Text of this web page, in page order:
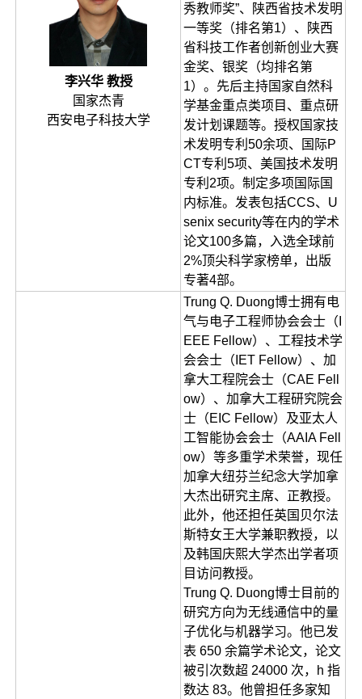
李兴华 教授
国家杰青
西安电子科技大学
秀教师奖”、陕西省技术发明
一等奖（排名第1）、陕西
省科技工作者创新创业大赛
金奖、银奖（均排名第
1）。先后主持国家自然科
学基金重点类项目、重点研
发计划课题等。授权国家技
术发明专利50余项、国际P
CT专利5项、美国技术发明
专利2项。制定多项国际国
内标准。发表包括CCS、U
senix security等在内的学术
论文100多篇，入选全球前
2%顶尖科学家榜单，出版
专著4部。
Trung Q. Duong博士拥有电
气与电子工程师协会会士（I
EEE Fellow）、工程技术学
会会士（IET Fellow）、加
拿大工程院会士（CAE Fell
ow）、加拿大工程研究院会
士（EIC Fellow）及亚太人
工智能协会会士（AAIA Fell
ow）等多重学术荣誉，现任
加拿大纽芬兰纪念大学加拿
大杰出研究主席、正教授。
此外，他还担任英国贝尔法
斯特女王大学兼职教授，以
及韩国庆熙大学杰出学者项
目访问教授。
Trung Q. Duong博士目前的
研究方向为无线通信中的量
子优化与机器学习。他已发
表 650 余篇学术论文，论文
被引次数超 24000 次，h 指
数达 83。他曾担任多家知